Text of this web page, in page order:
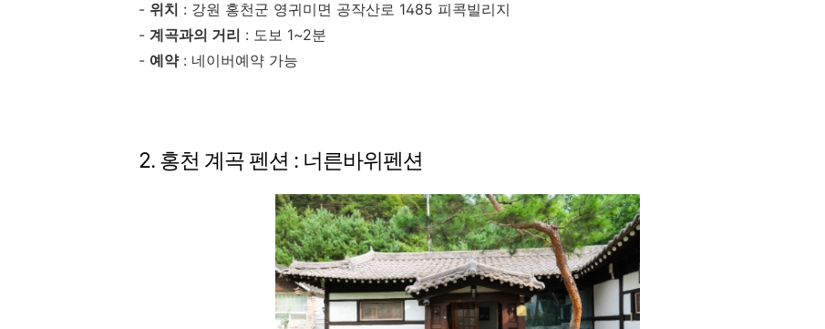
- 위치 : 강원 홍천군 영귀미면 공작산로 1485 피콕빌리지
- 계곡과의 거리 : 도보 1~2분
- 예약: 네이버예약 가능
2. 홍천 계곡 펜션 : 너른바위펜션